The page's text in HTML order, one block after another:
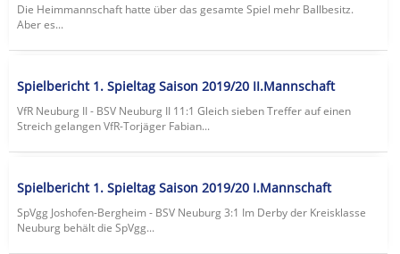
Die Heimmannschaft hatte über das gesamte Spiel mehr Ballbesitz.
Aber es...
Spielbericht 1. Spieltag Saison 2019/20 II.Mannschaft
VfR Neuburg II - BSV Neuburg II 11:1 Gleich sieben Treffer auf einen
Streich gelangen VfR-Torjäger Fabian...
Spielbericht 1. Spieltag Saison 2019/20 I.Mannschaft
SpVgg Joshofen-Bergheim - BSV Neuburg 3:1 Im Derby der Kreisklasse
Neuburg behält die SpVgg...